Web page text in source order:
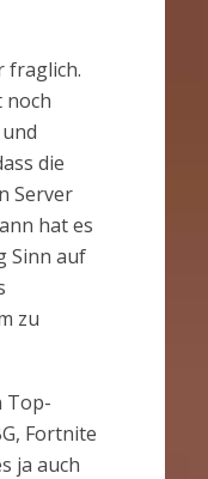
fraglich.
noch
die
Server
hat es
Sinn auf
zu
Top-
Fortnite
ja auch